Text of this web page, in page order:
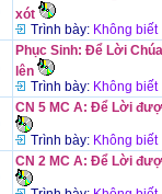
xót
Trình bày: Không biết
Phục Sinh: Để Lời
lên
Trình bày: Không biết
CN 5 MC A: Để Lời
Trình bày: Không biết
CN 2 MC A: Để Lời